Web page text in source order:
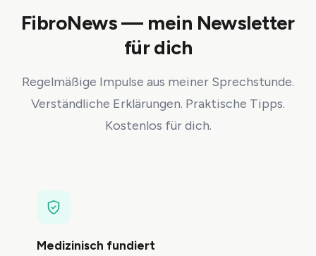
FibroNews — mein Newsletter
für dich
Regelmäßige Impulse aus meiner Sprechstunde.
Verständliche Erklärungen. Praktische Tipps.
Kostenlos für dich.
Medizinisch fundiert